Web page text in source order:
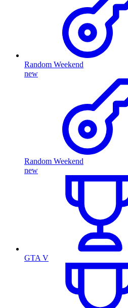
Random Weekend
new
Random Weekend
new
GTA V